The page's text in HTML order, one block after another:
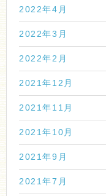
2022年4月
2022年3月
2022年2月
2021年12月
2021年11月
2021年10月
2021年9月
2021年7月